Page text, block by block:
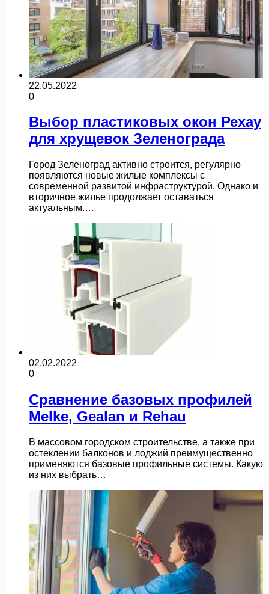
22.05.2022
0
Выбор пластиковых окон Рехау
для хрущевок Зеленограда
Город Зеленоград активно строится, регулярно
появляются новые жилые комплексы с
современной развитой инфраструктурой. Однако и
вторичное жилье продолжает оставаться
актуальным.…
02.02.2022
0
Сравнение базовых профилей
Melke, Gealan и Rehau
В массовом городском строительстве, а также при
остеклении балконов и лоджий преимущественно
применяются базовые профильные системы. Какую
из них выбрать…